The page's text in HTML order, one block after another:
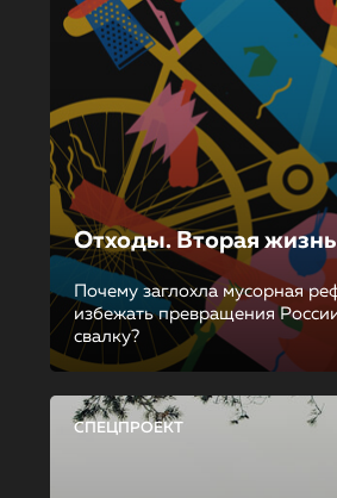
Отходы. Вторая жизнь
Почему заглохла мусорная
избежать превращения
свалку?
СПЕЦПРОЕКТ